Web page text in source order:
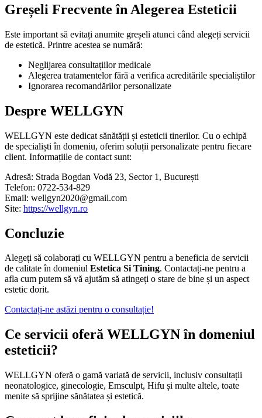
Greșeli Frecvente în Alegerea Esteticii
Este important să evitați anumite greșeli atunci când alegeți servicii
de estetică. Printre acestea se numără:
Neglijarea consultațiilor medicale
Alegerea tratamentelor fără a verifica acreditările specialiștilor
Ignorarea recomandărilor personalizate
Despre WELLGYN
WELLGYN este dedicat sănătății și esteticii tinerilor. Cu o echipă
de specialiști în domeniu, oferim soluții personalizate pentru fiecare
client. Informațiile de contact sunt:
Adresă: Strada Bogdan Vodă 23, Sector 1, București
Telefon: 0722-534-829
Email: wellgyn2020@gmail.com
Site: https://wellgyn.ro
Concluzie
Alegeți să colaborați cu WELLGYN pentru a beneficia de servicii
de calitate în domeniul Estetica Si Tining. Contactați-ne pentru a
afla cum putem să vă ajutăm să atingeți o stare de bine și un aspect
estetic dorit.
Contactați-ne astăzi pentru o consultație!
Ce servicii oferă WELLGYN în domeniul
esteticii?
WELLGYN oferă o gamă variată de servicii, inclusiv consultații
neonatologice, ginecologie, Emsculpt, Hifu și multe altele, toate
menite să sprijine sănătatea și estetică.